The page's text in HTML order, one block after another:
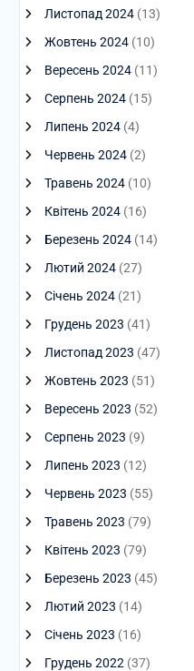
Листопад 2024(13)
Жовтень 2024(10)
Вересень 2024(11)
Серпень 2024(15)
Липень 2024(4)
Червень 2024(2)
Травень 2024(10)
Квітень 2024(16)
Березень 2024(14)
Лютий 2024(27)
Січень 2024(21)
Грудень 2023 (41)
Листопад 2023 (47)
Жовтень 2023 (51)
Вересень 2023 (52)
Серпень 2023 (9)
Липень 2023 (12)
Червень 2023 (55)
Травень 2023 (79)
Квітень 2023 (79)
Березень 2023 (45)
Лютий 2023 (14)
Січень 2023 (16)
Грудень 2022 (37)